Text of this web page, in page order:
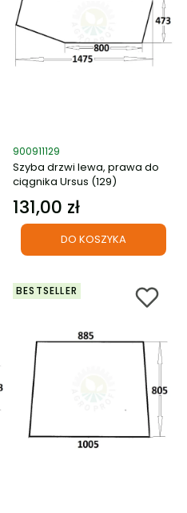
Kod produktu
900911129
Szyba drzwi lewa, prawa do
ciągnika Ursus (129)
Cena
131,00 zł
DO KOSZYKA
BESTSELLER